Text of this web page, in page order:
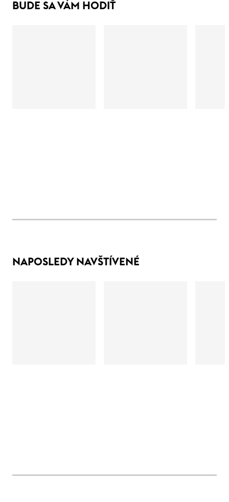
BUDE SA VÁM HODIŤ
NAPOSLEDY NAVŠTÍVENÉ